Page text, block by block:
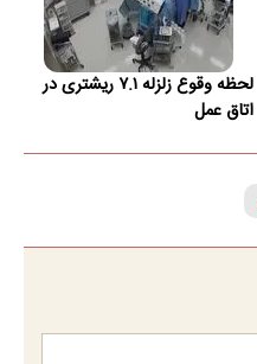
لحظه وقوع زلزله ۷.۱ ریشتری در
اتاق عمل